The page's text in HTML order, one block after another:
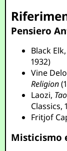
Pensiero
Black
1932)
Vine
Religion
Laozi,
Classics,
Fritjof
Misticismo